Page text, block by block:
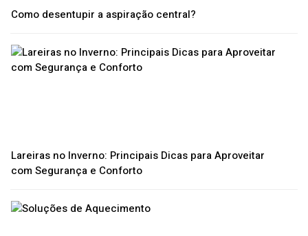
Como desentupir a aspiração central?
Lareiras no Inverno: Principais Dicas para Aproveitar
com Segurança e Conforto